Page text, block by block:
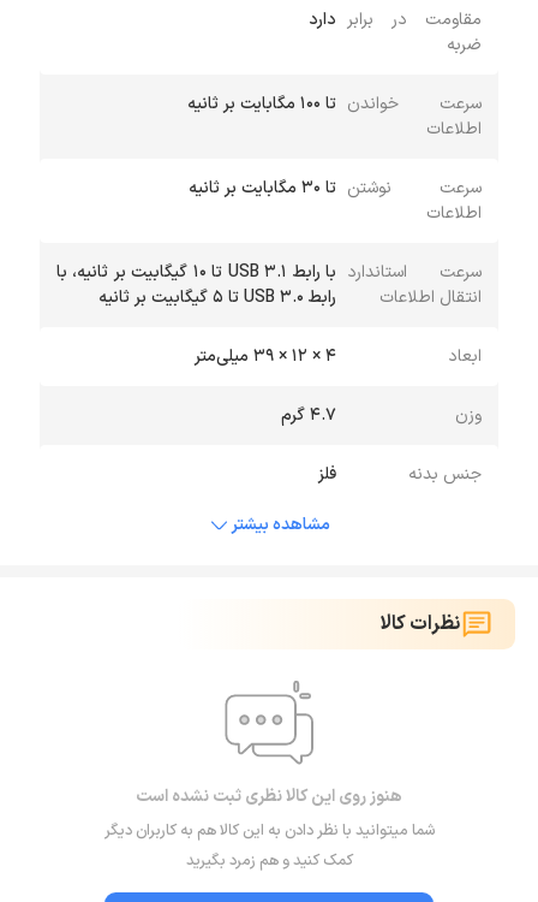
مقاومت در برابر
ضربه
دارد
سرعت خواندن
اطلاعات
تا 100 مگابایت بر ثانیه
سرعت نوشتن
اطلاعات
تا 30 مگابایت بر ثانیه
سرعت استاندارد
انتقال اطلاعات
با رابط USB 3.1 تا 10 گیگابیت بر ثانیه، با
رابط USB 3.0 تا 5 گیگابیت بر ثانیه
ابعاد 4 × 12 × 39 میلی‌متر
وزن 4.7 گرم
جنس بدنه
فلز
مشاهده بیشتر
نظرات کالا
هنوز روی این کالا نظری ثبت نشده است
شما میتوانید با نظر دادن به این کالا هم به کاربران دیگر
کمک کنید و هم زمرد بگیرید